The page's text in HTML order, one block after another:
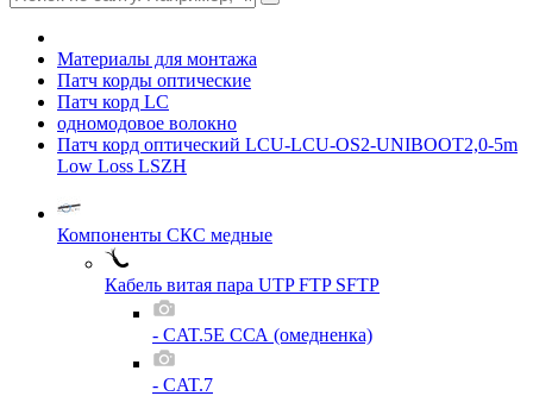
Материалы для монтажа
Патч корды оптические
Патч корд LC
одномодовое волокно
Патч корд оптический LCU-LCU-OS2-UNIBOOT2,0-5m
Low Loss LSZH
Компоненты СКС медные
Кабель витая пара UTP FTP SFTP
- CAT.5E ССА (омедненка)
- CAT.7